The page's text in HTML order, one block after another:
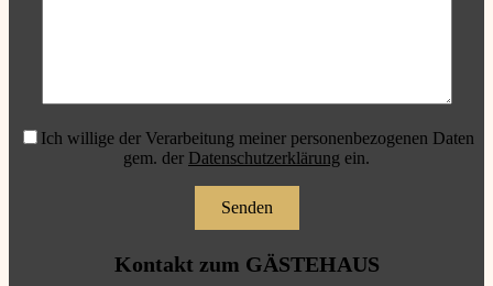
Ich willige der Verarbeitung meiner personenbezogenen Daten
gem. der Datenschutzerklärung ein.
Kontakt zum GÄSTEHAUS